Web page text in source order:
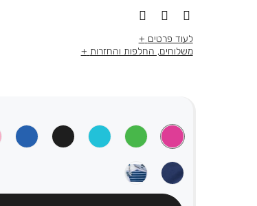
לעוד פרטים
משלוחים, החלפות והחזרות